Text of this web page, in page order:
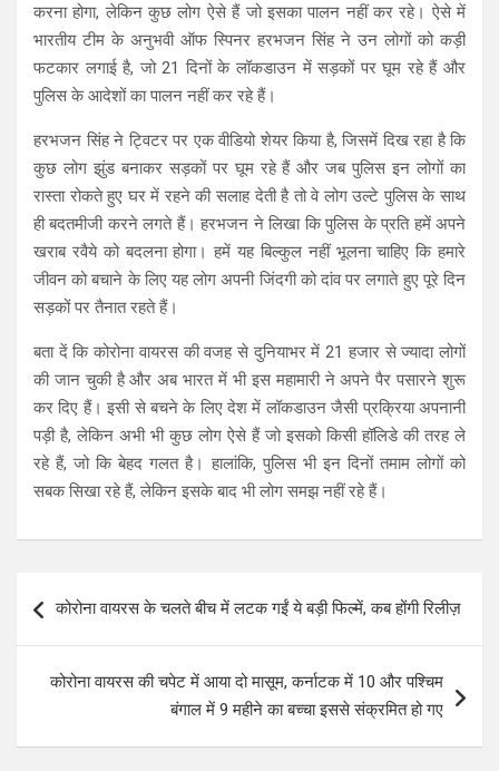
करना होगा, लेकिन कुछ लोग ऐसे हैं जो इसका पालन नहीं कर रहे। ऐसे में
भारतीय टीम के अनुभवी ऑफ स्पिनर हरभजन सिंह ने उन लोगों को कड़ी
फटकार लगाई है, जो 21 दिनों के लॉकडाउन में सड़कों पर घूम रहे हैं और
पुलिस के आदेशों का पालन नहीं कर रहे हैं।
हरभजन सिंह ने ट्विटर पर एक वीडियो शेयर किया है, जिसमें दिख रहा है कि
कुछ लोग झुंड बनाकर सड़कों पर घूम रहे हैं और जब पुलिस इन लोगों का
रास्ता रोकते हुए घर में रहने की सलाह देती है तो वे लोग उल्टे पुलिस के साथ
ही बदतमीजी करने लगते हैं। हरभजन ने लिखा कि पुलिस के प्रति हमें अपने
खराब रवैये को बदलना होगा। हमें यह बिल्कुल नहीं भूलना चाहिए कि हमारे
जीवन को बचाने के लिए यह लोग अपनी जिंदगी को दांव पर लगाते हुए पूरे दिन
सड़कों पर तैनात रहते हैं।
बता दें कि कोरोना वायरस की वजह से दुनियाभर में 21 हजार से ज्यादा लोगों
की जान चुकी है और अब भारत में भी इस महामारी ने अपने पैर पसारने शुरू
कर दिए हैं। इसी से बचने के लिए देश में लॉकडाउन जैसी प्रक्रिया अपनानी
पड़ी है, लेकिन अभी भी कुछ लोग ऐसे हैं जो इसको किसी हॉलिडे की तरह ले
रहे हैं, जो कि बेहद गलत है। हालांकि, पुलिस भी इन दिनों तमाम लोगों को
सबक सिखा रहे हैं, लेकिन इसके बाद भी लोग समझ नहीं रहे हैं।
navigation
कोरोना वायरस के चलते बीच में लटक गईं ये बड़ी फिल्में, कब होंगी रिलीज़
कोरोना वायरस की चपेट में आया दो मासूम, कर्नाटक में 10 और पश्चिम
बंगाल में 9 महीने का बच्चा इससे संक्रमित हो गए